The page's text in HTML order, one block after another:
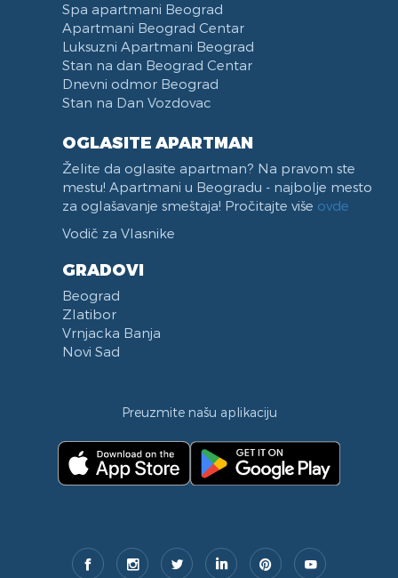
Spa apartmani Beograd
Apartmani Beograd Centar
Luksuzni Apartmani Beograd
Stan na dan Beograd Centar
Dnevni odmor Beograd
Stan na Dan Vozdovac
OGLASITE APARTMAN
Želite da oglasite apartman? Na pravom ste
mestu! Apartmani u Beogradu - najbolje mesto
za oglašavanje smeštaja! Pročitajte više ovde
Vodič za Vlasnike
GRADOVI
Beograd
Zlatibor
Vrnjacka Banja
Novi Sad
Preuzmite našu aplikaciju